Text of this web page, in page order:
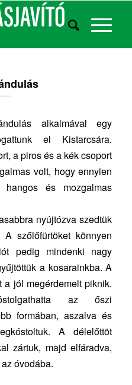
alkalmával egy
el Kistarcsára.
a piros és a kék csoport
volt, hogy ennyien
és mozgalmas
nyújtózva szedtük
szőlőfürtöket könnyen
pedig mindenki nagy
a kosarainkba. A
a jól megérdemelt piknik.
az őszi
formában, aszalva és
A délelőttöt
zártuk, majd elfáradva,
óvodába.